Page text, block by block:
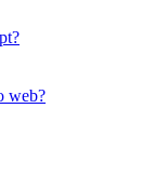
web?